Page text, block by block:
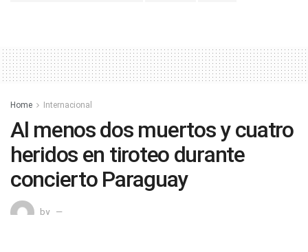
Home Internacional
Al menos dos muertos y cuatro
heridos en tiroteo durante
concierto Paraguay
by